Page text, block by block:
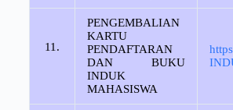
11.
PENGEMBALIAN
KARTU
PENDAFTARAN
DAN BUKU
INDUK
MAHASISWA